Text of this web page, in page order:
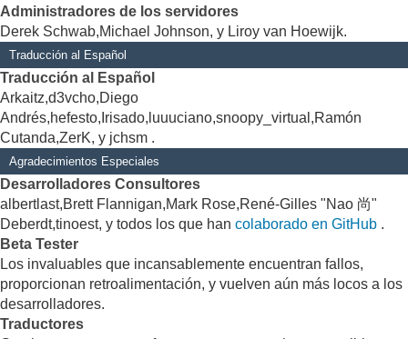
Administradores de los servidores
Derek Schwab,Michael Johnson, y Liroy van Hoewijk.
Traducción al Español
Traducción al Español
Arkaitz,d3vcho,Diego
Andrés,hefesto,Irisado,luuuciano,snoopy_virtual,Ramón
Cutanda,ZerK, y jchsm .
Agradecimientos Especiales
Desarrolladores Consultores
albertlast,Brett Flannigan,Mark Rose,René-Gilles "Nao 尚"
Deberdt,tinoest, y todos los que han colaborado en GitHub .
Beta Tester
Los invaluables que incansablemente encuentran fallos,
proporcionan retroalimentación, y vuelven aún más locos a los
desarrolladores.
Traductores